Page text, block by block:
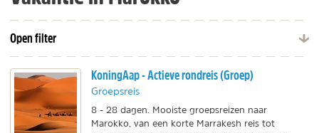
Open filter
KoningAap - Actieve rondreis (Groep)
Groepsreis
8 - 28 dagen. Mooiste groepsreizen naar
Marokko, van een korte Marrakesh reis tot